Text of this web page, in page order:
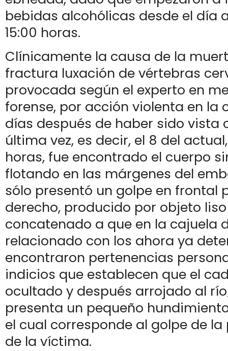
bebidas alcohólicas desde el día
15:00 horas.
Clínicamente la causa de la
fractura luxación de vértebras
provocada según el experto en
forense, por acción violenta en la
días después de haber sido vista
última vez, es decir, el 8 del
horas, fue encontrado el cuerpo
flotando en las márgenes del
sólo presentó un golpe en frontal
derecho, producido por objeto
concatenado a que en la cajuela
relacionado con los ahora ya
encontraron pertenencias
indicios que establecen que el
ocultado y después arrojado al
presenta un pequeño
el cual corresponde al golpe de
de la víctima.